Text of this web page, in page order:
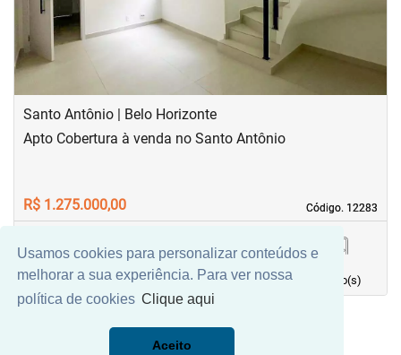
Usamos cookies para personalizar conteúdos e
melhorar a sua experiência. Para ver nossa
política de cookies Clique aqui
AceitoMais Filtros
Santo Antônio | Belo Horizonte
Código. 12283
Código. 12283
Apto Cobertura à venda no Santo Antônio
R$ 1.275.000,00
Área principal
quarto(s)
Vaga(s)
banho(s)